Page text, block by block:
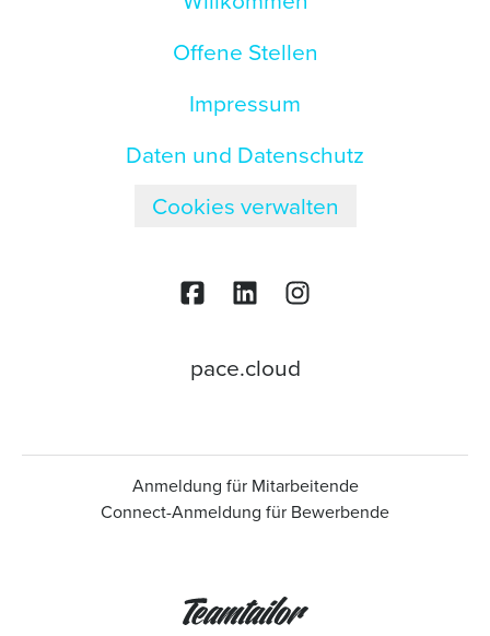
Offene Stellen
Impressum
Daten und Datenschutz
Cookies verwalten
pace.cloud
Anmeldung für Mitarbeitende
Connect-Anmeldung für Bewerbende